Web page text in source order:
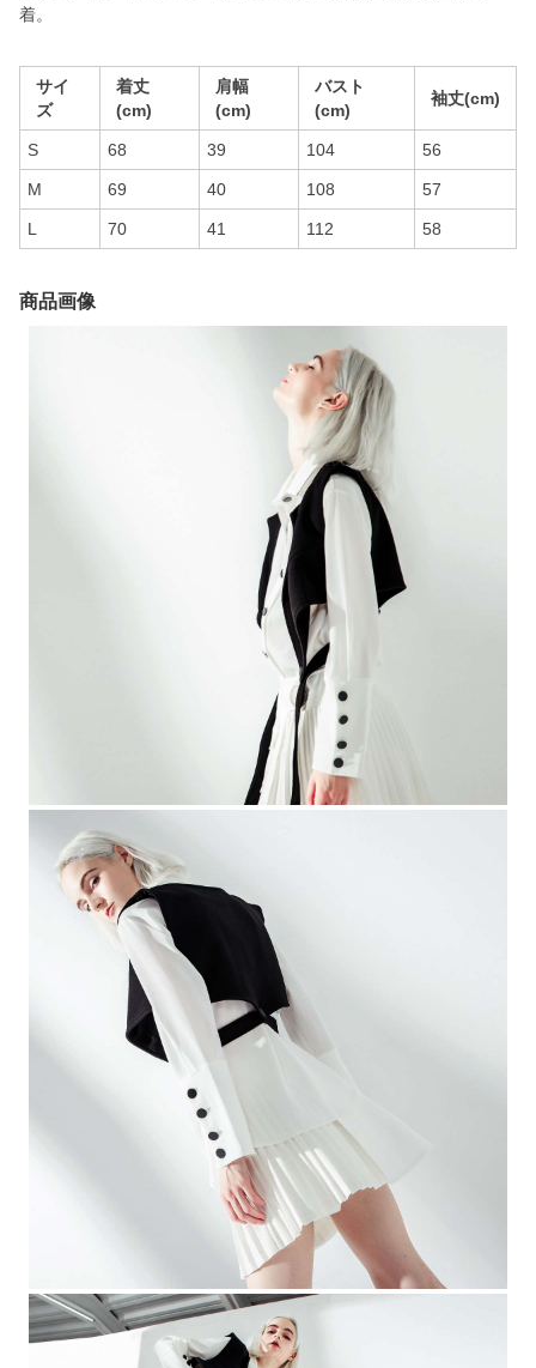
着。
サイ
ズ
着丈
(cm)
肩幅
(cm)
バスト
(cm)
袖丈(cm)
S 68 39 104 56
M 69 40 108 57
L 70 41 112 58
商品画像